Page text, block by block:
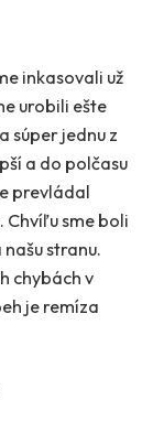
inkasovali už
urobili ešte
súper jednu z
a do polčasu
prevládal
sme boli
stranu.
chybách v
je remíza